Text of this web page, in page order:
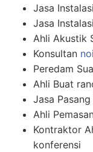
Jasa
Jasa
Ahli Akustik
Konsultan
Peredam
Ahli Buat
Jasa
Ahli
Kontraktor
konferensi